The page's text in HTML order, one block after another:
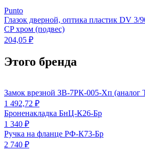
Punto
Глазок дверной, оптика пластик DV
CP хром (подвес)
204,05 ₽
Этого бренда
Замок врезной ЗВ-7РК-005-Хп (аналог
1 492,72 ₽
Броненакладка БнЦ-К26-Бр
1 340 ₽
Ручка на фланце РФ-К73-Бр
2 740 ₽